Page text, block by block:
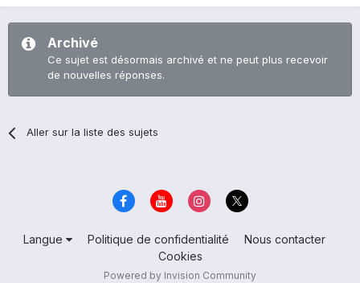
Archivé
Ce sujet est désormais archivé et ne peut plus recevoir
de nouvelles réponses.
Aller sur la liste des sujets
Langue Politique de confidentialité
Nous contacter
Cookies
Powered by Invision Community